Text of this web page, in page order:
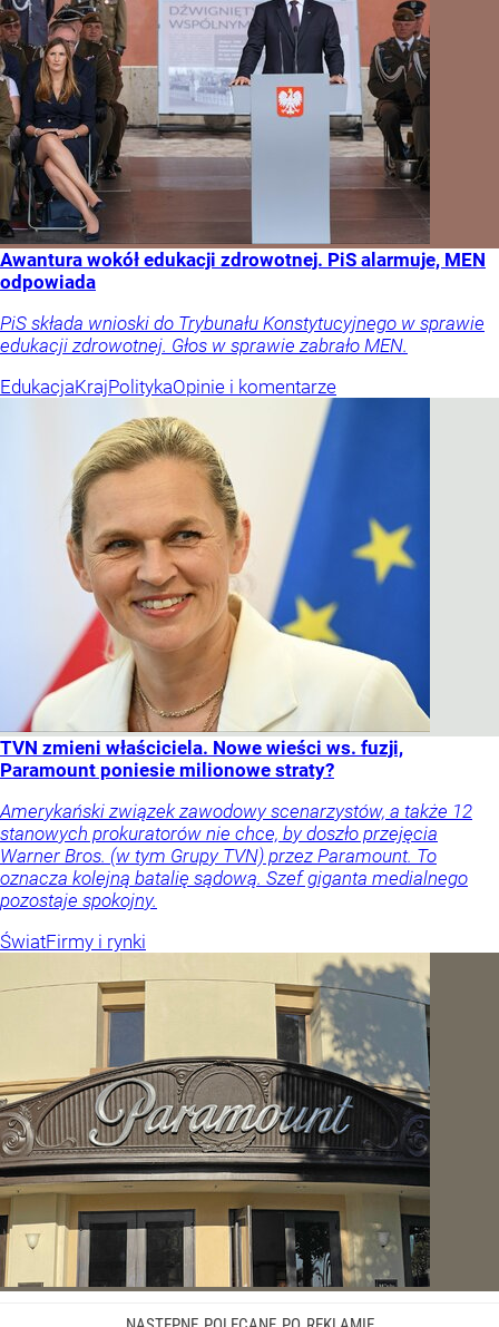
Awantura wokół edukacji zdrowotnej. PiS alarmuje, MEN
odpowiada
PiS składa wnioski do Trybunału Konstytucyjnego w sprawie
edukacji zdrowotnej. Głos w sprawie zabrało MEN.
EdukacjaKrajPolitykaOpinie i komentarze
TVN zmieni właściciela. Nowe wieści ws. fuzji,
Paramount poniesie milionowe straty?
Amerykański związek zawodowy scenarzystów, a także 12
stanowych prokuratorów nie chce, by doszło przejęcia
Warner Bros. (w tym Grupy TVN) przez Paramount. To
oznacza kolejną batalię sądową. Szef giganta medialnego
pozostaje spokojny.
ŚwiatFirmy i rynki